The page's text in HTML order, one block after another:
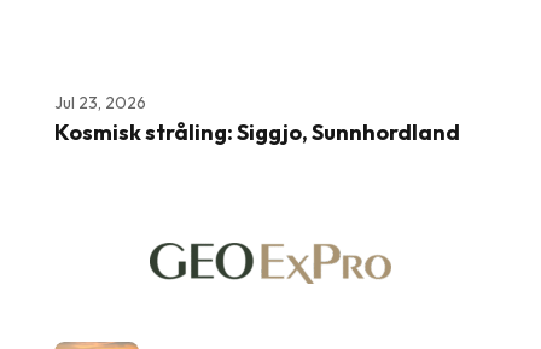
Jul 23, 2026
Kosmisk stråling: Siggjo, Sunnhordland